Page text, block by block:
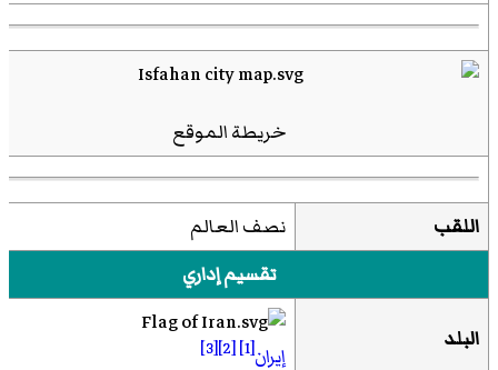
خريطة الموقع
اللقب
نصف العالم
تقسيم إداري
البلد
إيران[1]
[2]
[3]